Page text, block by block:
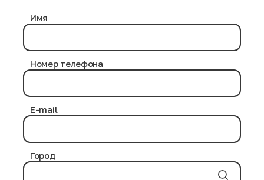
Имя
Номер телефона
E-mail
Город